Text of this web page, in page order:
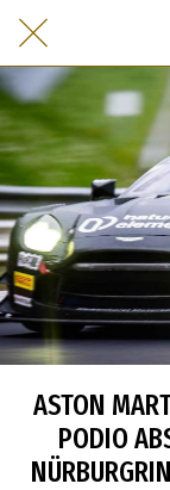
ASTON
PODIO